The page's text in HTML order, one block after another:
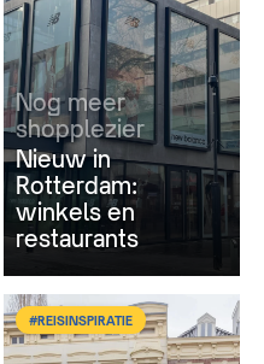
Nog meer
shopplezier
Nieuw in
Rotterdam:
winkels en
restaurants
#REISINSPIRATIE